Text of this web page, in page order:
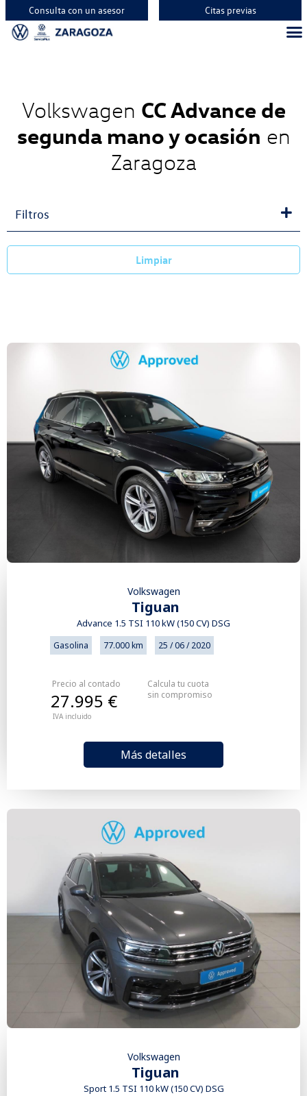
Consulta con un asesor Citas previas
Volkswagen CC Advance de
segunda mano y ocasión en
Zaragoza
Filtros
Limpiar
Volkswagen
Tiguan
Advance 1.5 TSI 110 kW (150 CV) DSG
Gasolina 77.000 km 25 / 06 / 2020
Precio al contado
IVA incluido
27.995 €
Más detalles
Calcula tu cuota
sin compromiso
Volkswagen
Tiguan
Sport 1.5 TSI 110 kW (150 CV) DSG